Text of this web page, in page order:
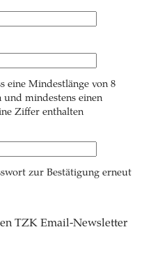
eine Mindestlänge von 8
und mindestens einen
Ziffer enthalten
zur Bestätigung erneut
TZK Email-Newsletter